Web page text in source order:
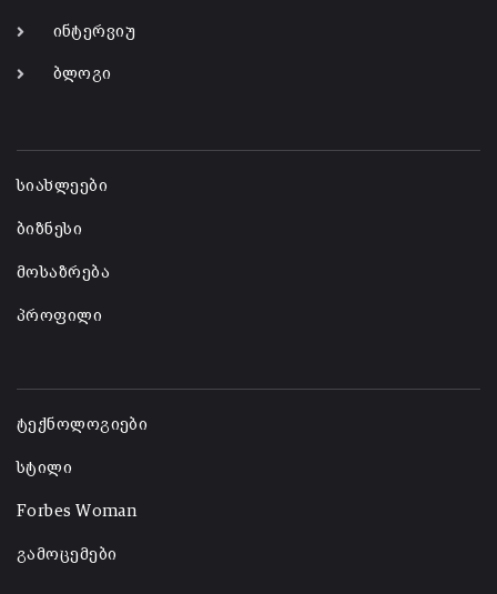
ინტერვიუ
ბლოგი
სიახლეები
ბიზნესი
მოსაზრება
პროფილი
ტექნოლოგიები
სტილი
Forbes Woman
გამოცემები